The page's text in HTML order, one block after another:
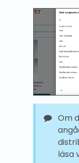
Om
läsa